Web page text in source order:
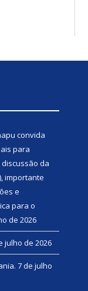
convida
para
da
importante
e
para o
de 2026
julho de 2026
7 de julho